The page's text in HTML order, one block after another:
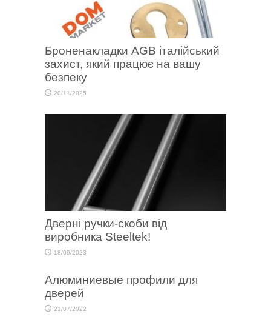
Броненакладки AGB італійський
захист, який працює на вашу
безпеку
20/11/2025
Дверні ручки-скоби від
виробника Steeltek!
18/09/2023
Алюминиевые профили для
дверей
21/07/2022